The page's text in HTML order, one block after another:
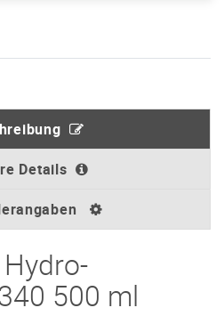
Details
500 ml